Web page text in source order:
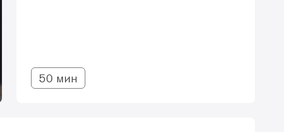
50 мин